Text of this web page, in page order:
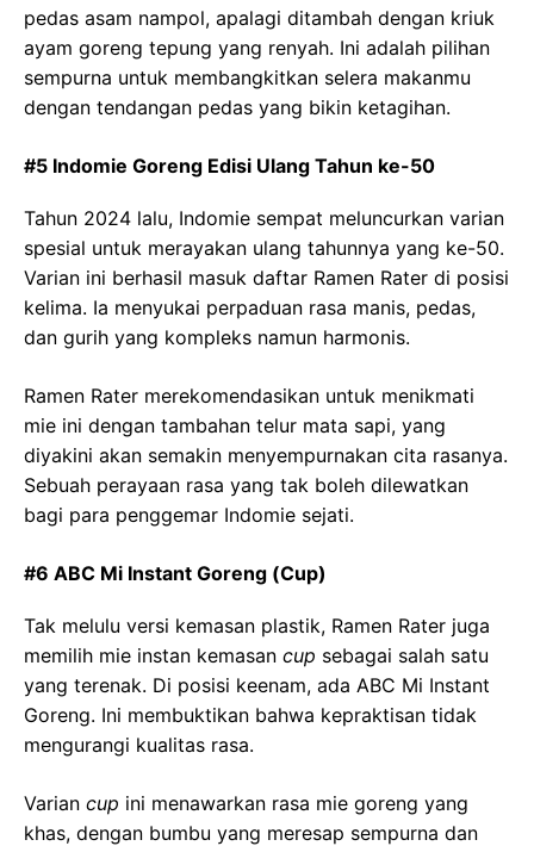
pedas asam nampol, apalagi ditambah dengan kriuk
ayam goreng tepung yang renyah. Ini adalah pilihan
sempurna untuk membangkitkan selera makanmu
dengan tendangan pedas yang bikin ketagihan.
#5 Indomie Goreng Edisi Ulang Tahun ke-50
Tahun 2024 lalu, Indomie sempat meluncurkan varian
spesial untuk merayakan ulang tahunnya yang ke-50.
Varian ini berhasil masuk daftar Ramen Rater di posisi
kelima. Ia menyukai perpaduan rasa manis, pedas,
dan gurih yang kompleks namun harmonis.
Ramen Rater merekomendasikan untuk menikmati
mie ini dengan tambahan telur mata sapi, yang
diyakini akan semakin menyempurnakan cita rasanya.
Sebuah perayaan rasa yang tak boleh dilewatkan
bagi para penggemar Indomie sejati.
#6 ABC Mi Instant Goreng (Cup)
Tak melulu versi kemasan plastik, Ramen Rater juga
memilih mie instan kemasan cup sebagai salah satu
yang terenak. Di posisi keenam, ada ABC Mi Instant
Goreng. Ini membuktikan bahwa kepraktisan tidak
mengurangi kualitas rasa.
Varian cup ini menawarkan rasa mie goreng yang
khas, dengan bumbu yang meresap sempurna dan